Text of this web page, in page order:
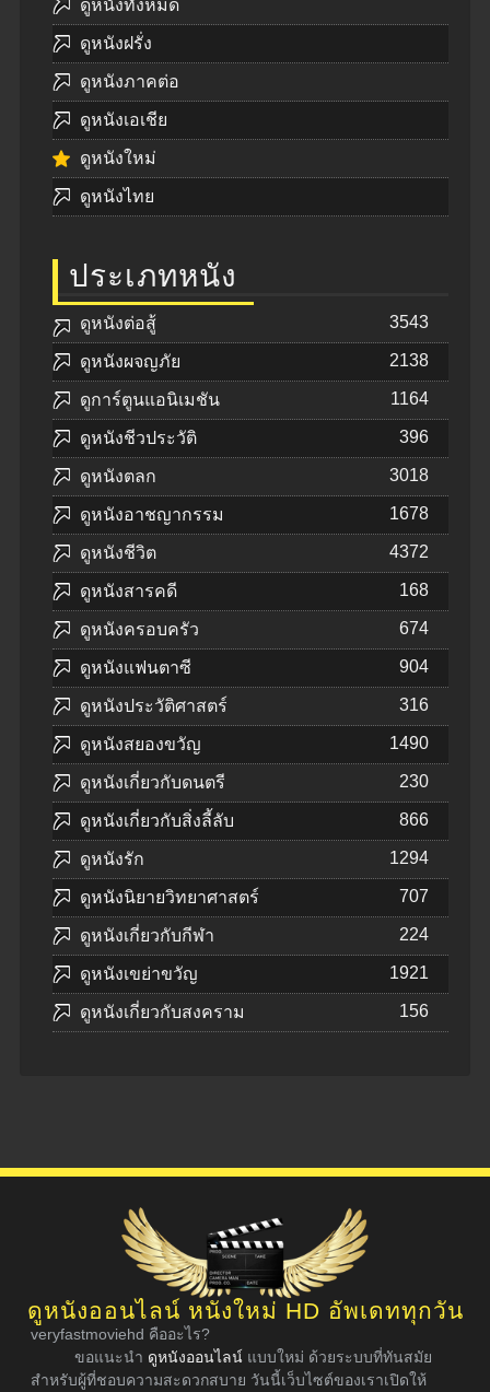
ดูหนังทั้งหมด
ดูหนังฝรั่ง
ดูหนังภาคต่อ
ดูหนังเอเชีย
ดูหนังใหม่
ดูหนังไทย
ประเภทหนัง
ดูหนังต่อสู้ 3543
ดูหนังผจญภัย 2138
ดูการ์ตูนแอนิเมชัน 1164
ดูหนังชีวประวัติ 396
ดูหนังตลก 3018
ดูหนังอาชญากรรม 1678
ดูหนังชีวิต 4372
ดูหนังสารคดี 168
ดูหนังครอบครัว 674
ดูหนังแฟนตาซี 904
ดูหนังประวัติศาสตร์ 316
ดูหนังสยองขวัญ 1490
ดูหนังเกี่ยวกับดนตรี 230
ดูหนังเกี่ยวกับสิ่งลี้ลับ 866
ดูหนังรัก 1294
ดูหนังนิยายวิทยาศาสตร์ 707
ดูหนังเกี่ยวกับกีฬา 224
ดูหนังเขย่าขวัญ 1921
ดูหนังเกี่ยวกับสงคราม 156
ดูหนังออนไลน์ หนังใหม่ HD อัพเดททุกวัน
veryfastmoviehd คืออะไร?
ขอแนะนำ ดูหนังออนไลน์ แบบใหม่ ด้วยระบบที่ทันสมัย
สำหรับผู้ที่ชอบความสะดวกสบาย วันนี้เว็บไซต์ของเราเปิดให้